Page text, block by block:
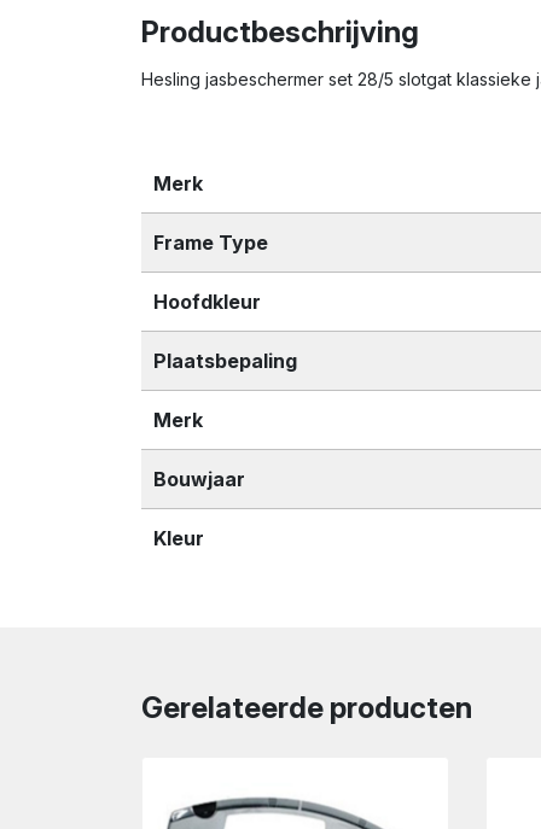
Productbeschrijving
Hesling jasbeschermer set 28/5 slotgat
Merk
Frame Type
Hoofdkleur
Plaatsbepaling
Merk
Bouwjaar
Kleur
Gerelateerde producten